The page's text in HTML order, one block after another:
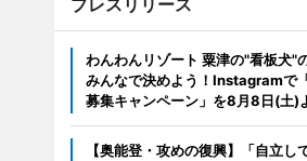
プレスリリース
わんわんリゾート 粟津の"看板犬"
みんなで決めよう！Instagramで
募集キャンペーン」を8月8日(土)
【奥能登・攻めの復興】「自立し